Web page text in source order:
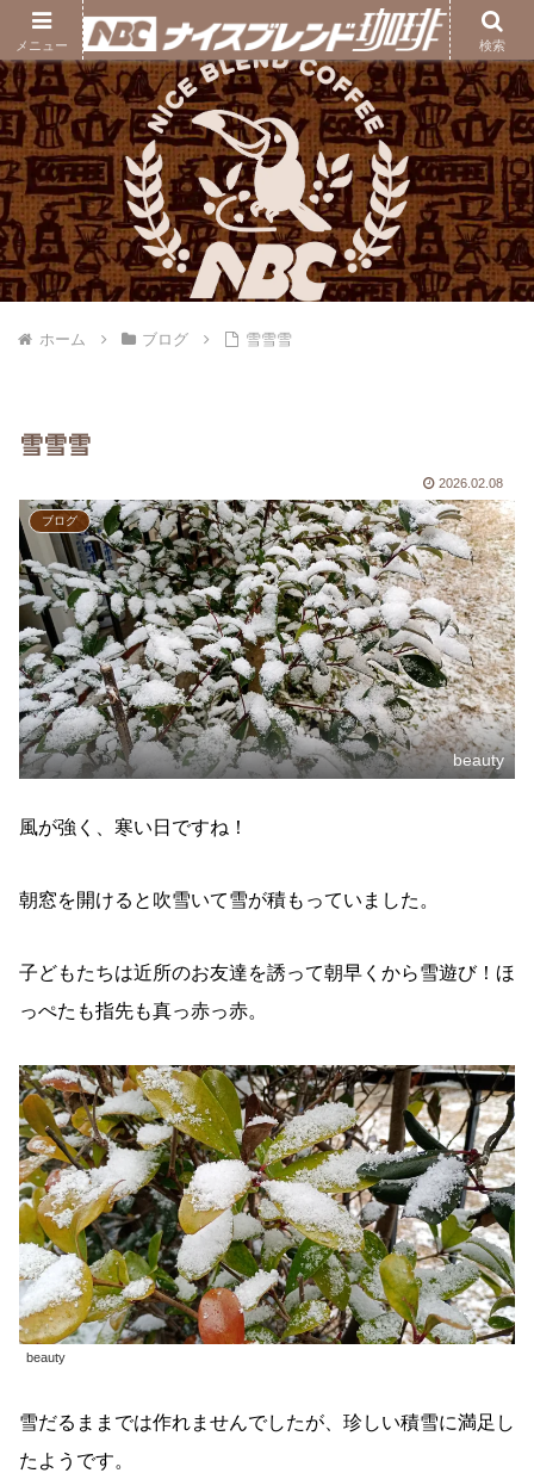
ナイスブレンド珈琲｜熊本の自家焙煎コーヒー豆専門店
ホーム ブログ 雪雪雪
雪雪雪
2026.02.08
ブログ
beauty
風が強く、寒い日ですね！
朝窓を開けると吹雪いて雪が積もっていました。
子どもたちは近所のお友達を誘って朝早くから雪遊び！ほ
っぺたも指先も真っ赤っ赤。
beauty
雪だるままでは作れませんでしたが、珍しい積雪に満足し
たようです。
メニュー 検索